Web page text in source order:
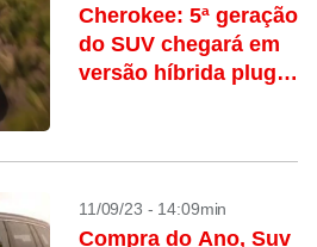
Cherokee: 5ª geração
do SUV chegará em
versão híbrida plug-
11/09/23 - 14:09min
Compra do Ano, Suv